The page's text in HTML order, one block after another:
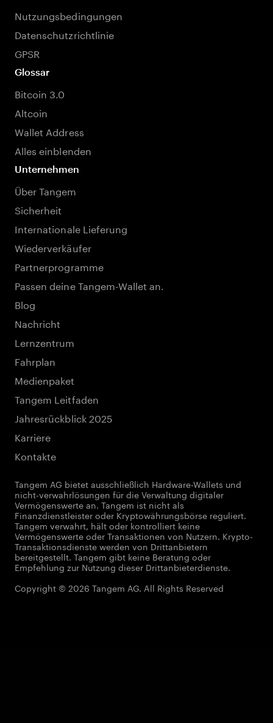
Nutzungsbedingungen
Datenschutzrichtlinie
GPSR
Glossar
Bitcoin 3.0
Altcoin
Wallet Address
Alles einblenden
Unternehmen
Über Tangem
Sicherheit
Internationale Lieferung
Wiederverkäufer
Partnerprogramme
Passen deine Tangem-Wallet an.
Blog
Nachricht
Lernzentrum
Fahrplan
Medienpaket
Tangem Leitfaden
Jahresrückblick 2025
Karriere
Kontakte
Tangem AG bietet ausschließlich Hardware-Wallets und
nicht-verwahrlösungen für die Verwaltung digitaler
Vermögenswerte an. Tangem ist nicht als
Finanzdienstleister oder Kryptowährungsbörse reguliert.
Tangem verwahrt, hält oder kontrolliert keine
Vermögenswerte oder Transaktionen von Nutzern. Krypto-
Transaktionsdienste werden von Drittanbietern
bereitgestellt. Tangem gibt keine Beratung oder
Empfehlung zur Nutzung dieser Drittanbieterdienste.